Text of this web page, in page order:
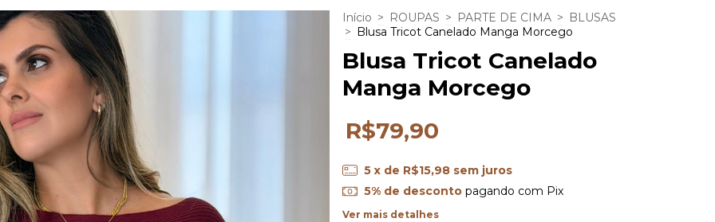
Início > ROUPAS > PARTE DE CIMA > BLUSAS
> Blusa Tricot Canelado Manga Morcego
Blusa Tricot Canelado
Manga Morcego
R$79,90
5 x de R$15,98 sem juros
5% de descontopagando com Pix
Ver mais detalhes